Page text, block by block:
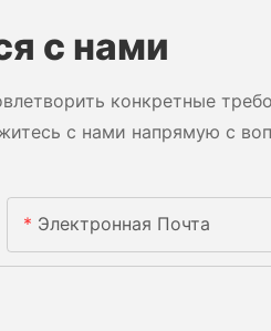
с нами
конкретные
с нами напрямую с
Электронная Почта